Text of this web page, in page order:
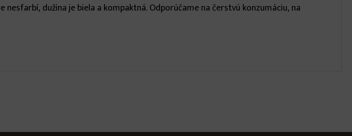
dužina je biela a kompaktná. Odporúčame na čerstvú konzumáciu, na